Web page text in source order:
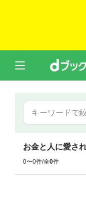
お金と人に愛さ
0〜0件/全0件